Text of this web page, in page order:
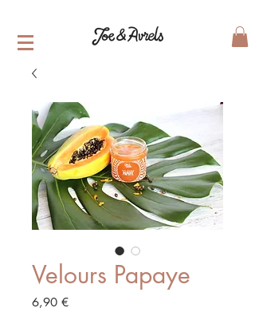
Velours Papaye
6,90 €Prix